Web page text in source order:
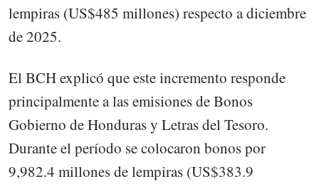
lempiras (US$485 millones) respecto a diciembre
de 2025.
El BCH explicó que este incremento responde
principalmente a las emisiones de Bonos
Gobierno de Honduras y Letras del Tesoro.
Durante el período se colocaron bonos por
9,982.4 millones de lempiras (US$383.9